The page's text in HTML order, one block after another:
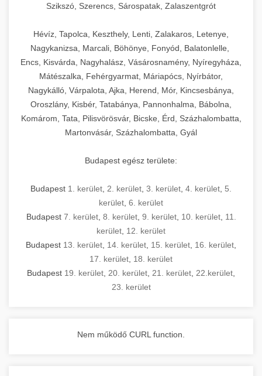
Szikszó, Szerencs, Sárospatak, Zalaszentgrót
Hévíz, Tapolca, Keszthely, Lenti, Zalakaros, Letenye,
Nagykanizsa, Marcali, Böhönye, Fonyód, Balatonlelle,
Encs, Kisvárda, Nagyhalász, Vásárosnamény, Nyíregyháza,
Mátészalka, Fehérgyarmat, Máriapócs, Nyírbátor,
Nagykálló, Várpalota, Ajka, Herend, Mór, Kincsesbánya,
Oroszlány, Kisbér, Tatabánya, Pannonhalma, Bábolna,
Komárom, Tata, Pilisvörösvár, Bicske, Érd, Százhalombatta,
Martonvásár, Százhalombatta, Gyál
Budapest egész területe:
Budapest 1. kerület 2. kerület 3. kerület 4. kerület 5.
kerület 6. kerület
Budapest 7. kerület, 8. kerület, 9. kerület, 10. kerület, 11.
kerület 12. kerület
Budapest 13. kerület 14. kerület 15. kerület 16. kerület
17. kerület 18. kerület
Budapest 19. kerület 20. kerület 21. kerület 22.kerület
23. kerület
Nem működő CURL function.